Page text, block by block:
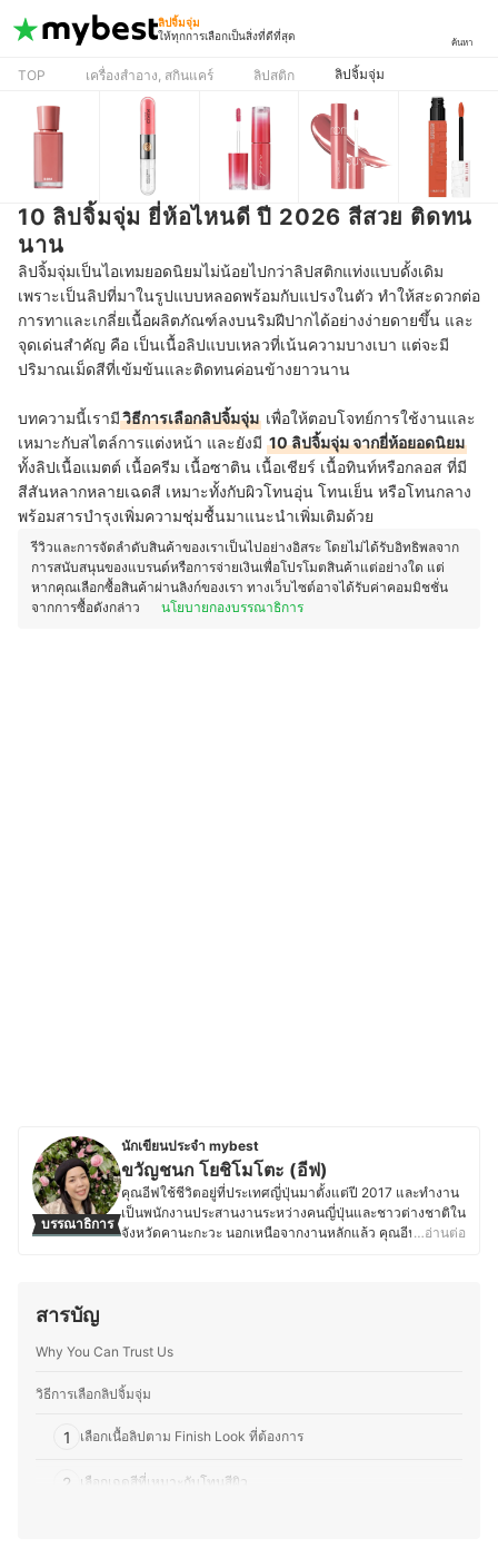
ลิปจิ้มจุ่ม
ให้ทุกการเลือกเป็นสิ่งที่ดีที่สุด
ค้นหา
TOP เครื่องสำอาง, สกินแคร์ ลิปสติก ลิปจิ้มจุ่ม
10 ลิปจิ้มจุ่ม ยี่ห้อไหนดี ปี 2026 สีสวย ติดทน
นาน
ลิปจิ้มจุ่มเป็นไอเทมยอดนิยมไม่น้อยไปกว่าลิปสติกแท่งแบบดั้งเดิม
เพราะเป็นลิปที่มาในรูปแบบหลอดพร้อมกับแปรงในตัว ทำให้สะดวกต่อ
การทาและเกลี่ยเนื้อผลิตภัณฑ์ลงบนริมฝีปากได้อย่างง่ายดายขึ้น และ
จุดเด่นสำคัญ คือ เป็นเนื้อลิปแบบเหลวที่เน้นความบางเบา แต่จะมี
ปริมาณเม็ดสีที่เข้มข้นและติดทนค่อนข้างยาวนาน
บทความนี้เรามีวิธีการเลือกลิปจิ้มจุ่ม เพื่อให้ตอบโจทย์การใช้งานและ
เหมาะกับสไตล์การแต่งหน้า และยังมี 10 ลิปจิ้มจุ่ม จากยี่ห้อยอดนิยม
ทั้งลิปเนื้อแมตต์ เนื้อครีม เนื้อซาติน เนื้อเชียร์ เนื้อทินท์หรือกลอส ที่มี
สีสันหลากหลายเฉดสี เหมาะทั้งกับผิวโทนอุ่น โทนเย็น หรือโทนกลาง
พร้อมสารบำรุงเพิ่มความชุ่มชื้นมาแนะนำเพิ่มเติมด้วย
รีวิวและการจัดลำดับสินค้าของเราเป็นไปอย่างอิสระ โดยไม่ได้รับอิทธิพลจาก
การสนับสนุนของแบรนด์หรือการจ่ายเงินเพื่อโปรโมตสินค้าแต่อย่างใด แต่
หากคุณเลือกซื้อสินค้าผ่านลิงก์ของเรา ทางเว็บไซต์อาจได้รับค่าคอมมิชชั่น
จากการซื้อดังกล่าว
นโยบายกองบรรณาธิการ
บรรณาธิการ
นักเขียนประจำ mybest
ขวัญชนก โยชิโมโตะ (อีฟ)
คุณอีฟใช้ชีวิตอยู่ที่ประเทศญี่ปุ่นมาตั้งแต่ปี 2017 และทำงาน
เป็นพนักงานประสานงานระหว่างคนญี่ปุ่นและชาวต่างชาติใน
จังหวัดคานะกะวะ นอกเหนือจากงานหลักแล้ว คุณอีฟยัง
ไม่ว่าจะเป็นแต่งหน้าเจ้าสาว แต่งหน้ารับปริญญา หรือแต่ง
เหมาะกับสภาพผิวและโอกาสต่าง ๆ ซึ่งนอกจากด้านความ
ใหม่ ๆ ที่ผสมผสานระหว่างอาหารไทยและญี่ปุ่น รวมถึงสอนทำ
ที่หาได้ในญี่ปุ่น และปรับรสชาติให้เข้ากับวัฒนธรรมการกิน
…อ่านต่อ
สารบัญ
Why You Can Trust Us
วิธีการเลือกลิปจิ้มจุ่ม
1 เลือกเนื้อลิปตาม Finish Look ที่ต้องการ
2 เลือกเฉดสีที่เหมาะกับโทนสีผิว